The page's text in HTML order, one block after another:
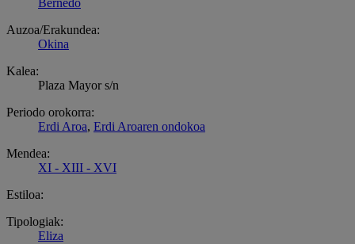
Auzoa/Erakundea:
Okina
Kalea:
Plaza Mayor s/n
Periodo orokorra:
Erdi Aroa, Erdi Aroaren ondokoa
Mendea:
XI - XIII - XVI
Estiloa:
Tipologiak:
Eliza